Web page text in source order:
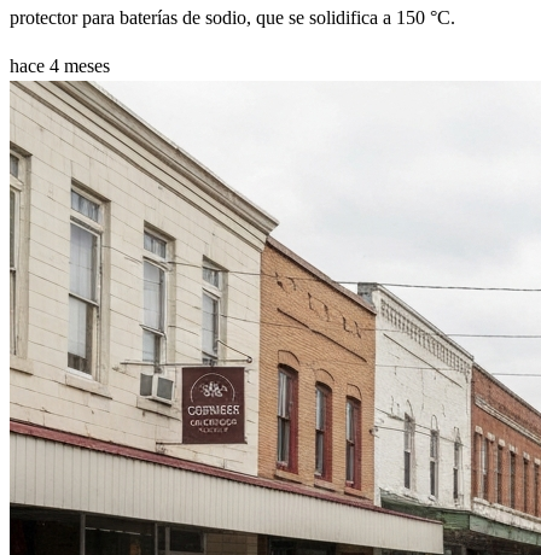
protector para baterías de sodio, que se solidifica a 150 °C.
hace 4 meses